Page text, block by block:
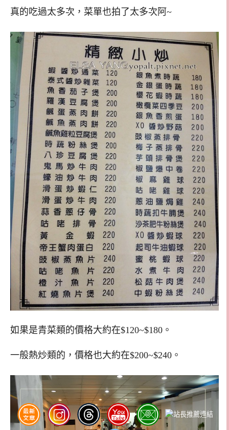
真的吃過太多次，菜單也拍了太多次阿~
如果是青菜類的價格大約在$120~$180。
一般熱炒類的，價格也大約在$200~$240。